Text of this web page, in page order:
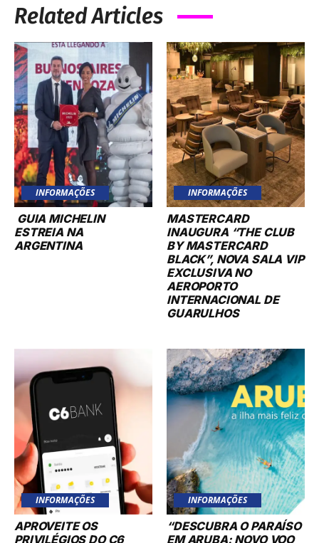
Related Articles
INFORMAÇÕES
GUIA MICHELIN
ESTREIA NA
ARGENTINA
INFORMAÇÕES
MASTERCARD
INAUGURA “THE CLUB
BY MASTERCARD
BLACK”, NOVA SALA VIP
EXCLUSIVA NO
AEROPORTO
INTERNACIONAL DE
GUARULHOS
INFORMAÇÕES
APROVEITE OS
PRIVILÉGIOS DO C6
INFORMAÇÕES
“DESCUBRA O PARAÍSO
EM ARUBA: NOVO VOO